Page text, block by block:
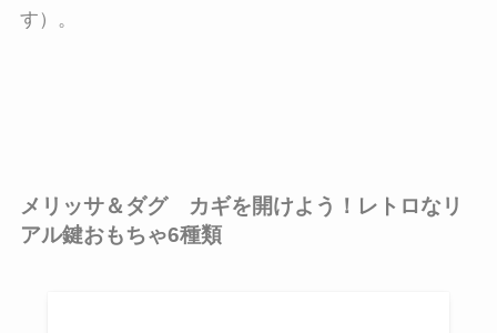
す）。
メリッサ＆ダグ カギを開けよう！レトロなリ
アル鍵おもちゃ6種類